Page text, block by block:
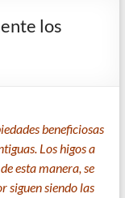
los
beneficiosas
Los higos a
esta manera, se
siguen siendo las